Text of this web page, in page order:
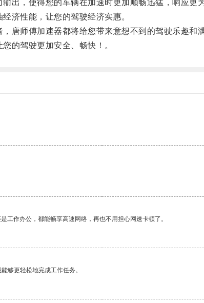
，使得您的车辆在加速时更加顺畅迅猛，响应更为
济性能，让您的驾驶经济实惠。
师傅加速器都将给您带来意想不到的驾驶乐趣和满
的驾驶更加安全、畅快！。
工作办公，都能畅享高速网络，再也不用担心网速卡顿了。
够更轻松地完成工作任务。